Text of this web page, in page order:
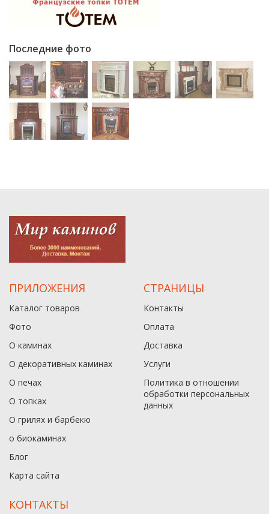
Последние фото
ПРИЛОЖЕНИЯ
Каталог товаров
Фото
О каминах
О декоративных каминах
О печах
О топках
О грилях и барбекю
о биокаминах
Блог
Карта сайта
СТРАНИЦЫ
Контакты
Оплата
Доставка
Услуги
Политика в отношении
обработки персональных
данныx
КОНТАКТЫ